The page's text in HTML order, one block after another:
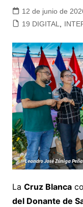
12 de junio de
19 DIGITAL
La Cruz Blanca
del Donante de